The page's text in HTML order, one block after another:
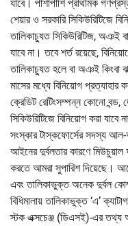
যাবে। পাশাপাশি প্রাথমিক
শেয়ার ও সরকারি সিকিউরিটিজে
তালিকাচ্যুত সিকিউরিটিজ, অঞই
যাবে না। তবে শর্ত রয়েছে,
তালিকাচ্যুত হলে বা অঞই কিংবা
মাসের মধ্যে বিনিয়োগ প্রত্যাহার
ক্রেডিট রেটিংসম্পন্ন কোনো বন্ড,
সিকিউরিটিজে বিনিয়োগ করা যাবে
সংস্কার টাস্কফোর্সের সদস্য
আইনের দুর্বলতার কারণে
করতে আমরা সুপারিশ দিয়েছে।
এবং তালিকাভুক্ত অনেক দুর্বল
বিধিমালায় তালিকাভুক্ত ‘এ’
স্টক এক্সচেঞ্জ (ডিএসই)-এর তথ্য